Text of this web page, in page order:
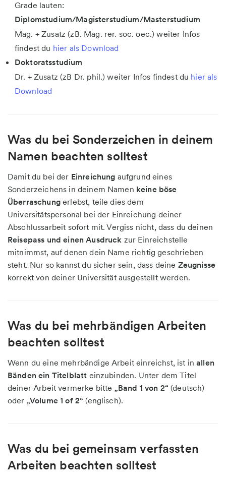
Grade lauten:
Diplomstudium/Magisterstudium/Masterstudium
Mag. + Zusatz (zB. Mag. rer. soc. oec.) weiter Infos
findest du hier als Download
Doktoratsstudium
Dr. + Zusatz (zB Dr. phil.) weiter Infos findest du hier als
Download
Was du bei Sonderzeichen in deinem
Namen beachten solltest
Damit du bei der Einreichung aufgrund eines
Sonderzeichens in deinem Namen keine böse
Überraschungerlebst, teile dies dem
Universitätspersonal bei der Einreichung deiner
Abschlussarbeit sofort mit. Vergiss nicht, dass du deinen
Reisepass und einen Ausdruck zur Einreichstelle
mitnimmst, auf denen dein Name richtig geschrieben
steht. Nur so kannst du sicher sein, dass deine Zeugnisse
korrekt von deiner Universität ausgestellt werden.
Was du bei mehrbändigen Arbeiten
beachten solltest
Wenn du eine mehrbändige Arbeit einreichst, ist inallen
Bänden ein Titelblatt einzubinden. Unter dem Titel
deiner Arbeit vermerke bitte „Band 1 von 2“ (deutsch)
oder „Volume 1 of 2“ (englisch).
Was du bei gemeinsam verfassten
Arbeiten beachten solltest